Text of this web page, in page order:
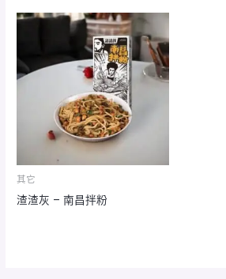
其它
渣渣灰 – 南昌拌粉